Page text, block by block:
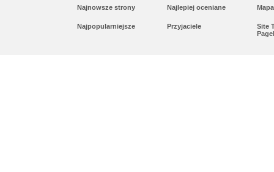
Najnowsze strony Najlepiej oceniane
Najpopularniejsze Przyjaciele
Site